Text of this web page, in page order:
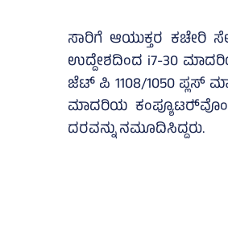
ಸಾರಿಗೆ ಆಯುಕ್ತರ ಕಚೇರಿ
ಉದ್ದೇಶದಿಂದ i7-30
ಜೆಟ್‌ ಪಿ 1108/1050 ಪ್ಲಸ್‌
ಮಾದರಿಯ
ದರವನ್ನು ನಮೂದಿಸಿದ್ದರು.